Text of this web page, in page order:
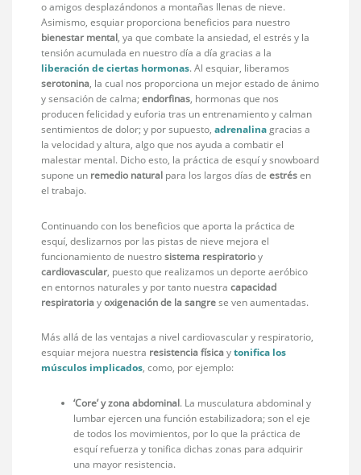
o amigos desplazándonos a montañas llenas de nieve.
Asimismo, esquiar proporciona beneficios para nuestro
bienestar mental, ya que combate la ansiedad, el estrés y la
tensión acumulada en nuestro día a día gracias a la
liberación de ciertas hormonas. Al esquiar, liberamos
serotonina, la cual nos proporciona un mejor estado de ánimo
y sensación de calma;endorfinas, hormonas que nos
producen felicidad y euforia tras un entrenamiento y calman
sentimientos de dolor; y por supuesto,adrenalinagracias a
la velocidad y altura, algo que nos ayuda a combatir el
malestar mental. Dicho esto, la práctica de esquí y snowboard
supone un remedio natural para los largos días deestrésen
el trabajo.
Continuando con los beneficios que aporta la práctica de
esquí, deslizarnos por las pistas de nieve mejora el
funcionamiento de nuestrosistema respiratorioy
cardiovascular, puesto que realizamos un deporte aeróbico
en entornos naturales y por tanto nuestracapacidad
respiratoriayoxigenación de la sangrese ven aumentadas.
Más allá de las ventajas a nivel cardiovascular y respiratorio,
esquiar mejora nuestra resistencia físicaytonifica los
músculos implicados, como, por ejemplo:
‘Core’ y zona abdominal. La musculatura abdominal y
lumbar ejercen una función estabilizadora; son el eje
de todos los movimientos, por lo que la práctica de
esquí refuerza y tonifica dichas zonas para adquirir
una mayor resistencia.